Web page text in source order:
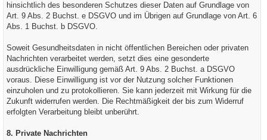
hinsichtlich des besonderen Schutzes dieser Daten auf Grundlage von
Art. 9 Abs. 2 Buchst. e DSGVO und im Übrigen auf Grundlage von Art. 6
Abs. 1 Buchst. b DSGVO.
Soweit Gesundheitsdaten in nicht öffentlichen Bereichen oder privaten
Nachrichten verarbeitet werden, setzt dies eine gesonderte
ausdrückliche Einwilligung gemäß Art. 9 Abs. 2 Buchst. a DSGVO
voraus. Diese Einwilligung ist vor der Nutzung solcher Funktionen
einzuholen und zu protokollieren. Sie kann jederzeit mit Wirkung für die
Zukunft widerrufen werden. Die Rechtmäßigkeit der bis zum Widerruf
erfolgten Verarbeitung bleibt unberührt.
8. Private Nachrichten